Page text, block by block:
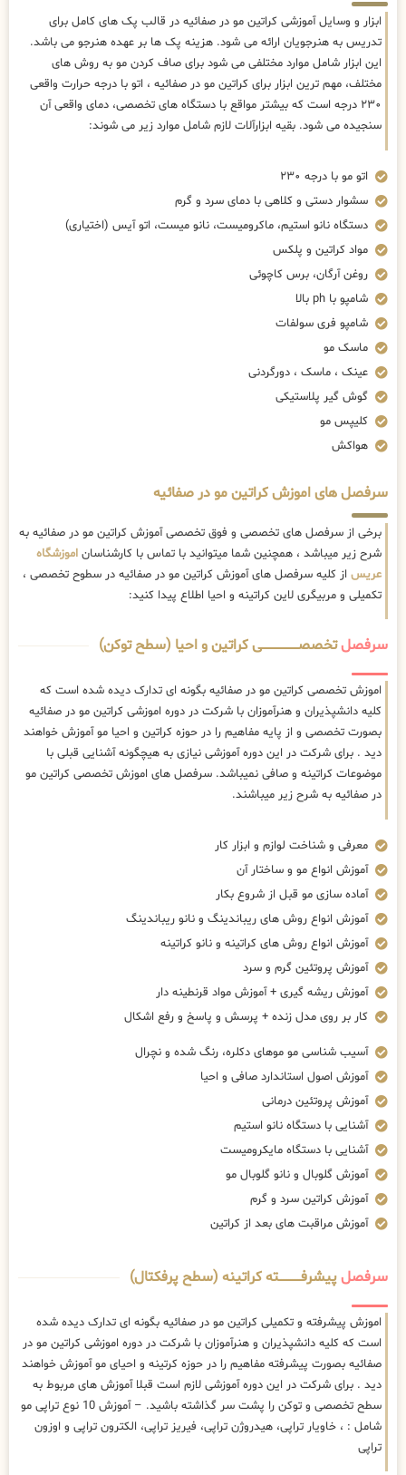
ابزار و وسایل آموزشی کراتین مو در صفائیه در قالب پک های کامل برای
تدریس به هنرجویان ارائه می شود. هزینه پک ها بر عهده هنرجو می باشد.
این ابزار شامل موارد مختلفی می شود برای صاف کردن مو به روش های
مختلف، مهم ترین ابزار برای کراتین مو در صفائیه ، اتو با درجه حرارت واقعی
۲۳۰ درجه است که بیشتر مواقع با دستگاه های تخصصی، دمای واقعی آن
سنجیده می شود. بقیه ابزارآلات لازم شامل موارد زیر می شوند:
اتو مو با درجه ۲۳۰
سشوار دستی و کلاهی با دمای سرد و گرم
دستگاه نانو استیم، ماکرومیست، نانو میست، اتو آیس (اختیاری)
مواد کراتین و پلکس
روغن آرگان، برس کاچوئی
شامپو با ph بالا
شامپو فری سولفات
ماسک مو
عینک ، ماسک ، دورگردنی
گوش گیر پلاستیکی
کلیپس مو
هواکش
سرفصل های اموزش کراتین مو در صفائیه
برخی از سرفصل های تخصصی و فوق تخصصی آموزش کراتین مو در صفائیه به
شرح زیر میباشد ، همچنین شما میتوانید با تماس با کارشناسان اموزشگاه
عریس از کلیه سرفصل های آموزش کراتین مو در صفائیه در سطوح تخصصی ،
تکمیلی و مربیگری لاین کراتینه و احیا اطلاع پیدا کنید:
سرفصلتخصصــــــــــــــــــــی کراتین و احیا (سطح توکن)
اموزش تخصصی کراتین مو در صفائیه بگونه ای تدارک دیده شده است که
کلیه دانشپذیران و هنرآموزان با شرکت در دوره اموزشی کراتین مو در صفائیه
بصورت تخصصی و از پایه مفاهیم را در حوزه کراتین و احیا مو آموزش خواهند
دید . برای شرکت در این دوره آموزشی نیازی به هیچگونه آشنایی قبلی با
موضوعات کراتینه و صافی نمیباشد. سرفصل های اموزش تخصصی کراتین مو
در صفائیه به شرح زیر میباشند.
معرفی و شناخت لوازم و ابزار کار
آموزش انواع مو و ساختار آن
آماده سازی مو قبل از شروع بکار
آموزش انواع روش های ریباندینگ و نانو ریباندینگ
آموزش انواع روش های کراتینه و نانو کراتینه
آموزش پروتئین گرم و سرد
آموزش ریشه گیری + آموزش مواد قرنطینه دار
کار بر روی مدل زنده + پرسش و پاسخ و رفع اشکال
آسیب شناسی مو موهای دکلره، رنگ شده و نچرال
آموزش اصول استاندارد صافی و احیا
آموزش پروتئین درمانی
آشنایی با دستگاه نانو استیم
آشنایی با دستگاه مایکرومیست
آموزش گلوبال و نانو گلوبال مو
آموزش کراتین سرد و گرم
آموزش مراقبت های بعد از کراتین
سرفصلپیشرفــــــــــــته کراتینه (سطح پرفکتال)
اموزش پیشرفته و تکمیلی کراتین مو در صفائیه بگونه ای تدارک دیده شده
است که کلیه دانشپذیران و هنرآموزان با شرکت در دوره اموزشی کراتین مو در
صفائیه بصورت پیشرفته مفاهیم را در حوزه کرتینه و احیای مو آموزش خواهند
دید . برای شرکت در این دوره آموزشی لازم است قبلا آموزش های مربوط به
سطح تخصصی و توکن را پشت سر گذاشته باشید. – آموزش 10 نوع تراپی مو
شامل : ، خاویار تراپی، هیدروژن تراپی، فیریز تراپی، الکترون تراپی و اوزون
تراپی